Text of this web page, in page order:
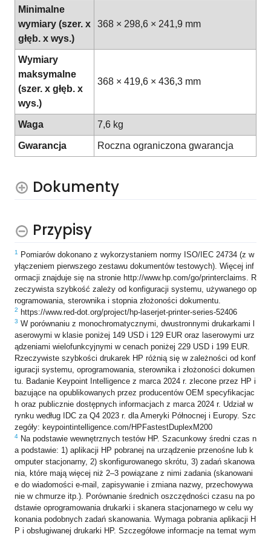
Minimalne
wymiary (szer. x
głęb. x wys.)
368 × 298,6 × 241,9 mm
Wymiary
maksymalne
(szer. x głęb. x
wys.)
368 × 419,6 × 436,3 mm
Waga 7,6 kg
Gwarancja Roczna ograniczona gwarancja
Dokumenty
Przypisy
1
Pomiarów dokonano z wykorzystaniem normy ISO/IEC 24734 (z w
yłączeniem pierwszego zestawu dokumentów testowych). Więcej inf
ormacji znajduje się na stronie http://www.hp.com/go/printerclaims. R
zeczywista szybkość zależy od konfiguracji systemu, używanego op
rogramowania, sterownika i stopnia złożoności dokumentu.
2 https://www.red-dot.org/project/hp-laserjet-printer-series-52406
3 W porównaniu z monochromatycznymi, dwustronnymi drukarkami l
aserowymi w klasie poniżej 149 USD i 129 EUR oraz laserowymi urz
ądzeniami wielofunkcyjnymi w cenach poniżej 229 USD i 199 EUR.
Rzeczywiste szybkości drukarek HP różnią się w zależności od konf
iguracji systemu, oprogramowania, sterownika i złożoności dokumen
tu. Badanie Keypoint Intelligence z marca 2024 r. zlecone przez HP i
bazujące na opublikowanych przez producentów OEM specyfikacjac
h oraz publicznie dostępnych informacjach z marca 2024 r. Udział w
rynku według IDC za Q4 2023 r. dla Ameryki Północnej i Europy. Szc
zegóły: keypointintelligence.com/HPFastestDuplexM200
4 Na podstawie wewnętrznych testów HP. Szacunkowy średni czas n
a podstawie: 1) aplikacji HP pobranej na urządzenie przenośne lub k
omputer stacjonarny, 2) skonfigurowanego skrótu, 3) zadań skanowa
nia, które mają więcej niż 2–3 powiązane z nimi zadania (skanowani
e do wiadomości e-mail, zapisywanie i zmiana nazwy, przechowywa
nie w chmurze itp.). Porównanie średnich oszczędności czasu na po
dstawie oprogramowania drukarki i skanera stacjonarnego w celu wy
konania podobnych zadań skanowania. Wymaga pobrania aplikacji H
P i obsługiwanej drukarki HP. Szczegółowe informacje na temat wym